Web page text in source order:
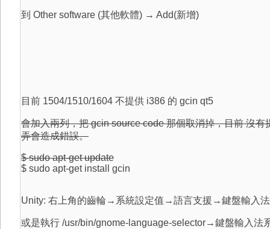
到 Other software (其他軟體) → Add(新增)
目前 1504/1510/1604 不提供 i386 的 gcin qt5
會加入兩列，把 gcin source code 那個取消掉，目前 沒有
弄會造成錯誤。
$ sudo apt-get update
$ sudo apt-get install gcin
Unity: 右上角的齒輪→系統設定值→語言支援→鍵盤輸入
或是執行 /usr/bin/gnome-language-selector→鍵盤輸入